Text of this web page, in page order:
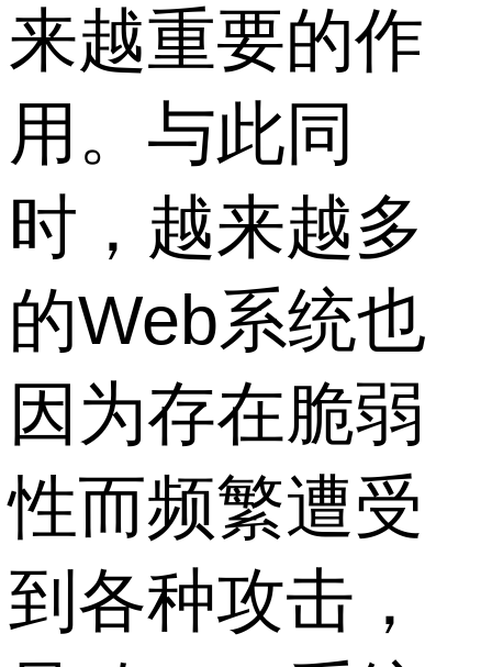
来越重要的作
用。与此同
时，越来越多
的Web系统也
因为存在脆弱
性而频繁遭受
到各种攻击，